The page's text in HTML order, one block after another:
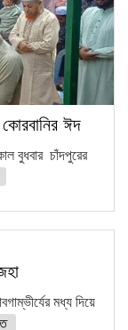
ঈদ
বুধবার চাঁদপুরের
মধ্য দিয়ে